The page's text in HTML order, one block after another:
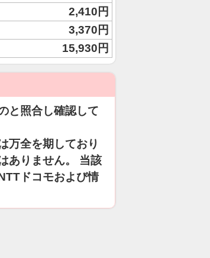
2,410円
3,370円
15,930円
と照合し確認して
万全を期しており
ありません。 当該
ドコモおよび情